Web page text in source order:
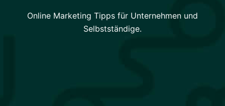
Online Marketing Tipps für Unternehmen und
Selbstständige.